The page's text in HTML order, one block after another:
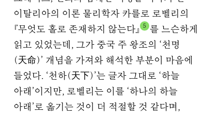
이탈리아의 이론 물리학자 카를로 로벨리의
『무엇도 홀로 존재하지 않는다』 5
를 느슨하게
읽고 있었는데, 그가 중국 주 왕조의 ‘천명
(天命)’ 개념을 가져와 해석한 부분이 마음에
들었다. ‘천하(天下)’는 글자 그대로 ‘하늘
아래’이지만, 로벨리는 이를 ‘하나의 하늘
아래’로 옮기는 것이 더 적절할 것 같다며,